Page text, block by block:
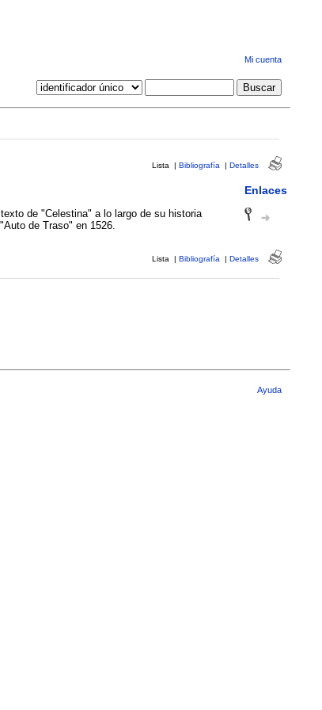
Mi cuenta
Lista | Bibliografía | Detalles
Enlaces
de "Celestina" a lo largo de su historia
de Traso" en 1526.
Lista | Bibliografía | Detalles
Ayuda